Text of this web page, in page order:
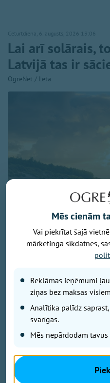
Ceturtdiena, 6. augusts, 2026 13:06
Lai arī solārais,
Latvijā tas ir
OgreNet / Leta
Baltijas jūra, foto - unsplash.com
Latvijā noslēdzies gada
vasara sākās 7. maijā un
tumšākie trīs mēneši jeb
6. novembra līdz 4.
sākās 21. jūnijā,
septembrī un noslēgsies
Mēs cienām
Vai piekrītat šajā
mārketinga sīkdatnes,
Reklāmas ieņēmumi
ziņas bez maksas
Analītika palīdz
svarīgas.
Mēs nepārdodam